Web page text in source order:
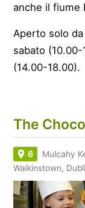
anche il fiume
Aperto solo
sabato
(14.00-18.00).
The
6
Mulcahy
Walkinstown,